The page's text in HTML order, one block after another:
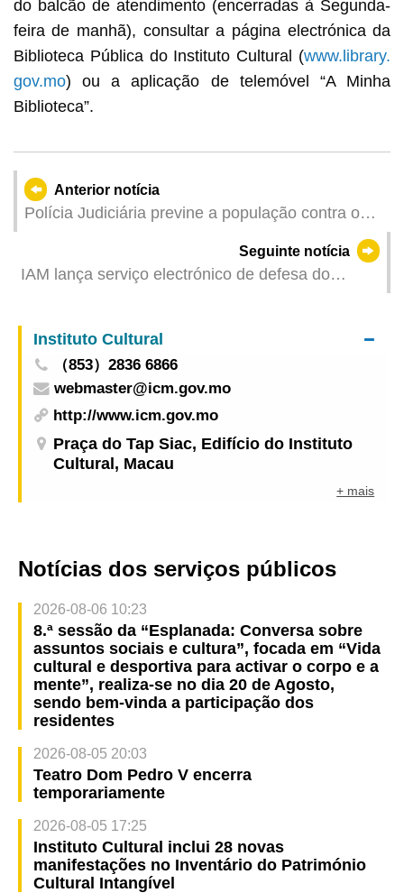
do balcão de atendimento (encerradas à Segunda-
feira de manhã), consultar a página electrónica da
Biblioteca Pública do Instituto Cultural (www.library.
gov.mo) ou a aplicação de telemóvel “A Minha
Biblioteca”.
Anterior notícia
Polícia Judiciária previne a população contra o
Seguinte notícia
IAM lança serviço electrónico de defesa do
Instituto Cultural
（853）2836 6866
webmaster@icm.gov.mo
http://www.icm.gov.mo
Praça do Tap Siac, Edifício do Instituto
Cultural, Macau
+ mais
Notícias dos serviços públicos
2026-08-06 10:23
8.ª sessão da “Esplanada: Conversa sobre
assuntos sociais e cultura”, focada em “Vida
cultural e desportiva para activar o corpo e a
mente”, realiza-se no dia 20 de Agosto,
sendo bem-vinda a participação dos
residentes
2026-08-05 20:03
Teatro Dom Pedro V encerra
temporariamente
2026-08-05 17:25
Instituto Cultural inclui 28 novas
manifestações no Inventário do Património
Cultural Intangível